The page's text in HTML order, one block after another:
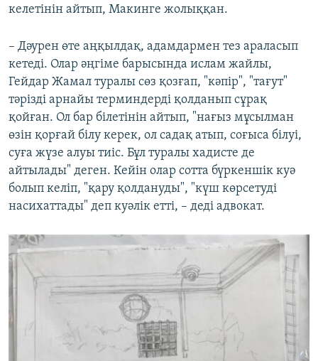
келетінін айтып, Макинге жолыққан.
– Дәурен өте аңқылдақ, адамдармен тез араласып
кетеді. Олар әңгіме барысында ислам жайлы,
Гейдар Жамал туралы сөз қозғап, "кәпір", "тағут"
тәрізді арнайы терминдерді қолданып сұрақ
қойған. Ол бар білетінін айтып, "нағыз мұсылман
өзін қорғай білу керек, ол садақ атып, соғыса білуі,
суға жүзе алуы тиіс. Бұл туралы хадисте де
айтылады" деген. Кейін олар сотта бүркеншік куә
болып келіп, "қару қолдануды", "күш көрсетуді
насихаттады" деп куәлік етті, – деді адвокат.